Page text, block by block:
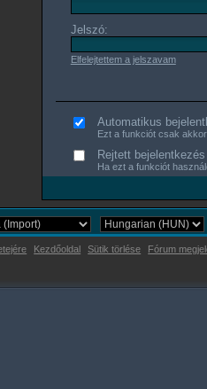
Jelszó:
Elfelejtettem a jelszavam
Automatikus
Ezt a funkciót csak
Rejtett bejelentkezés
Ha ezt a funkciót
Kezdőoldal Sütik törlése Fórum